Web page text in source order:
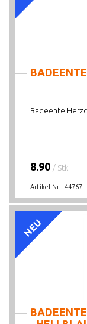
Badeente
8.90 / Stk.
Artikel-Nr.: 44767
NEU